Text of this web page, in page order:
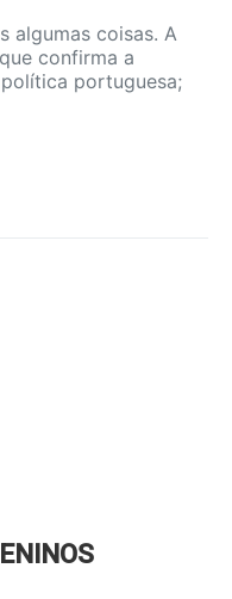
algumas coisas. A
confirma a
portuguesa;